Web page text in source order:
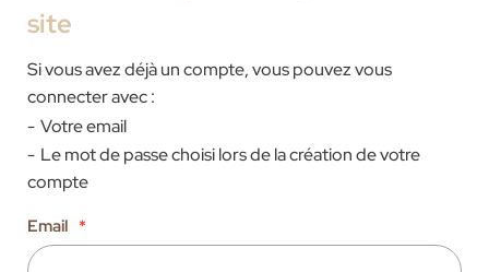
site
Si vous avez déjà un compte, vous pouvez vous
connecter avec :
Votre email
Le mot de passe choisi lors de la création de votre
compte
Email